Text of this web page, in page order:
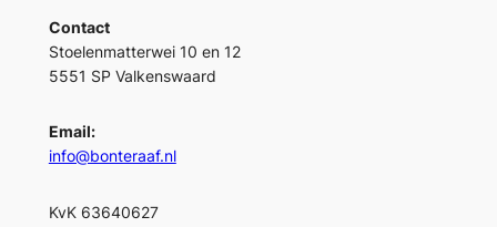
Contact
Stoelenmatterwei 10 en 12
5551 SP Valkenswaard
Email:
info@bonteraaf.nl
KvK 63640627